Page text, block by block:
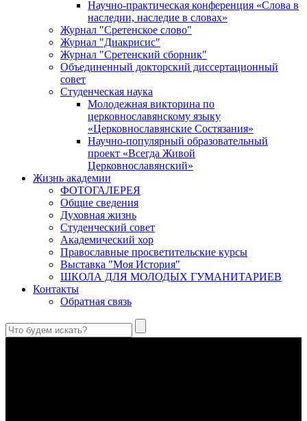
Научно-практическая конференция «Cлова в
наследии, наследие в словах»
Журнал "Сретенское слово"
Журнал "Диакрисис"
Журнал "Сретенский сборник"
Объединенный докторский диссертационный
совет
Студенческая наука
Молодежная викторина по
церковнославянскому языку
«Церковнославянские Состязания»
Научно-популярный образовательный
проект «Всегда Живой
Церковнославянский»
Жизнь академии
ФОТОГАЛЕРЕЯ
Общие сведения
Духовная жизнь
Студенческий совет
Академический хор
Православные просветительские курсы
Выставка "Моя История"
ШКОЛА ДЛЯ МОЛОДЫХ ГУМАНИТАРИЕВ
Контакты
Обратная связь